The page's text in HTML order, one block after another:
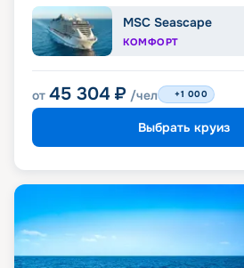
MSC Seascape
КОМФОРТ
от 45 304 ₽ /чел +1 000
Выбрать круиз